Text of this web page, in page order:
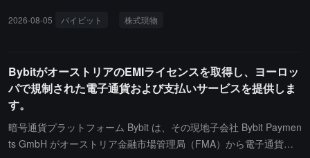
執筆時点で、Bybitの24時間取引額は1727.42万ドルで、50.83%の
2026-08-05 バイビット 株式現物
BybitがオーストリアのEMIライセンスを取得し、ヨーロッ
パで規制された電子通貨および支払いサービスを提供しま
す。
暗号通貨プラットフォーム Bybit は、その現地子会社 Bybit Paymen
ts GmbH がオーストリア金融市場管理局（FMA）から電子通貨機